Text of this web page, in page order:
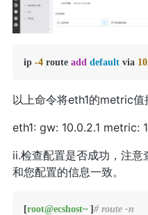
ip -4 route add default via
以上命令将eth1的metric值
eth1: gw: 10.0.2.1 metric:
ii.检查配置是否成功，注
和您配置的信息一致。
[root@ecshost~ ] # route -n